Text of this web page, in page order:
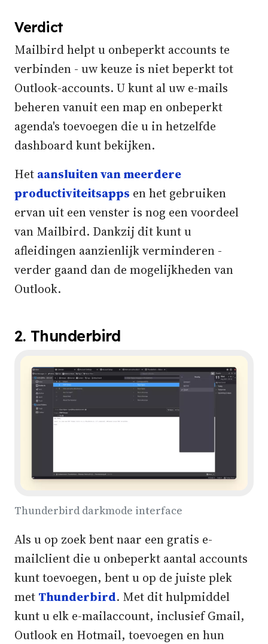
Verdict
Mailbird helpt u onbeperkt accounts te
verbinden - uw keuze is niet beperkt tot
Outlook-accounts. U kunt al uw e-mails
beheren vanuit een map en onbeperkt
agenda's toevoegen die u in hetzelfde
dashboard kunt bekijken.
Het aansluiten van meerdere
productiviteitsapps en het gebruiken
ervan uit een venster is nog een voordeel
van Mailbird. Dankzij dit kunt u
afleidingen aanzienlijk verminderen -
verder gaand dan de mogelijkheden van
Outlook.
2. Thunderbird
Thunderbird darkmode interface
Als u op zoek bent naar een gratis e-
mailclient die u onbeperkt aantal accounts
kunt toevoegen, bent u op de juiste plek
met Thunderbird. Met dit hulpmiddel
kunt u elk e-mailaccount, inclusief Gmail,
Outlook en Hotmail, toevoegen en hun